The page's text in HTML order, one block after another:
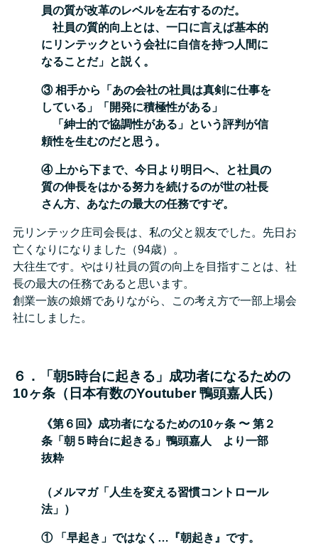
員の質が改革のレベルを左右するのだ。
社員の質的向上とは、一口に言えば基本的
にリンテックという会社に自信を持つ人間に
なることだ」と説く。
③ 相手から「あの会社の社員は真剣に仕事を
している」「開発に積極性がある」
「紳士的で協調性がある」という評判が信
頼性を生むのだと思う。
④ 上から下まで、今日より明日へ、と社員の
質の伸長をはかる努力を続けるのが世の社長
さん方、あなたの最大の任務ですぞ。
元リンテック庄司会長は、私の父と親友でした。先日お
亡くなりになりました（94歳）。
大往生です。やはり社員の質の向上を目指すことは、社
長の最大の任務であると思います。
創業一族の娘婿でありながら、この考え方で一部上場会
社にしました。
６．「朝5時台に起きる」成功者になるための
10ヶ条（日本有数のYoutuber 鴨頭嘉人氏）
《第６回》成功者になるための10ヶ条 〜 第２
条「朝５時台に起きる」鴨頭嘉人 より一部
抜粋
（メルマガ「人生を変える習慣コントロール
法」）
① 「早起き」ではなく…『朝起き』です。